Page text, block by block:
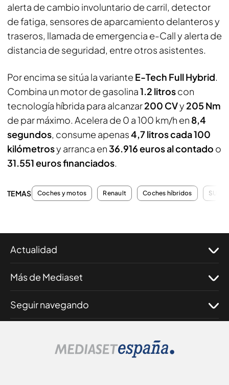
alerta de cambio involuntario de carril, detector
de fatiga, sensores de aparcamiento delanteros y
traseros, llamada de emergencia e-Call y alerta de
distancia de seguridad, entre otros asistentes.
Por encima se sitúa la variante E-Tech Full Hybrid.
Combina un motor de gasolina1.2 litroscon
tecnología híbrida para alcanzar200 CVy 205 Nm
de par máximo. Acelera de 0 a 100 km/h en 8,4
segundos, consume apenas4,7 litros cada 100
kilómetrosy arranca en36.916 euros al contado o
31.551 euros financiados.
TEMAS Coches y motos Renault Coches híbridos SUV
Actualidad
Más de Mediaset
Seguir navegando